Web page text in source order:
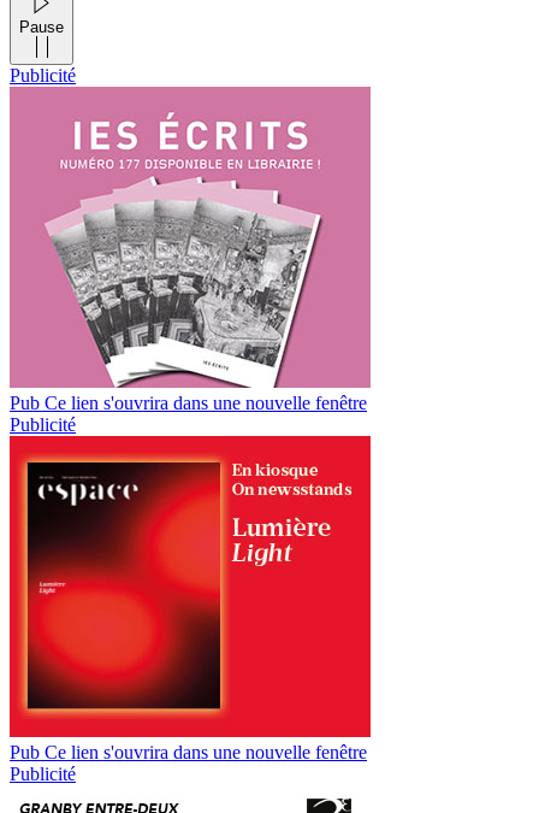
Pause
Publicité
Pub Ce lien s'ouvrira dans une nouvelle fenêtre
Publicité
Pub Ce lien s'ouvrira dans une nouvelle fenêtre
Publicité